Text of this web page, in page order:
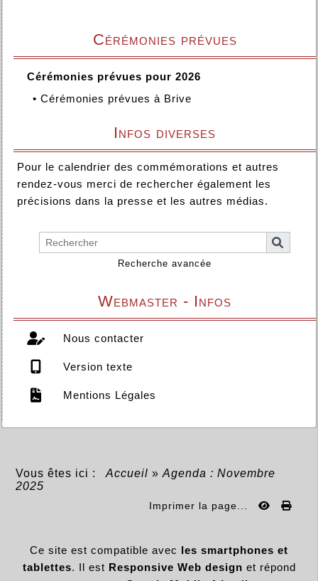
Cérémonies prévues
Cérémonies prévues pour 2026
• Cérémonies prévues à Brive
Infos diverses
Pour le calendrier des commémorations et autres
rendez-vous merci de rechercher également les
précisions dans la presse et les autres médias.
Recherche avancée
Webmaster - Infos
Nous contacter
Version texte
Mentions Légales
Vous êtes ici : Accueil » Agenda : Novembre
2025
Imprimer la page...
Ce site est compatible avec les smartphones et
tablettes. Il est Responsive Web design et répond